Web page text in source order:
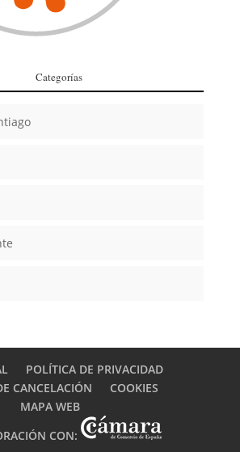
Categorías
POLÍTICA DE PRIVACIDAD
CANCELACIÓN
COOKIES
MAPA WEB
CON: